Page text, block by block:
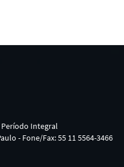
Período Integral
- Fone/Fax: 55 11 5564-3466